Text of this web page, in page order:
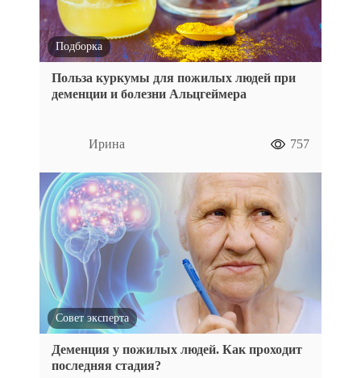
Подборка
Польза куркумы для пожилых людей при
деменции и болезни Альцгеймера
Ирина 757
Совет эксперта
Деменция у пожилых людей. Как проходит
последняя стадия?